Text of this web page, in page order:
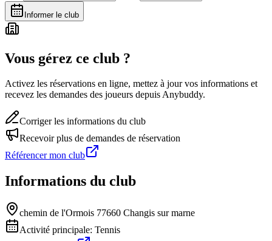
Informer le club
Vous gérez ce club ?
Activez les réservations en ligne, mettez à jour vos informations et
recevez les demandes des joueurs depuis Anybuddy.
Corriger les informations du club
Recevoir plus de demandes de réservation
Référencer mon club
Informations du club
chemin de l'Ormois 77660 Changis sur marne
Activité principale: Tennis